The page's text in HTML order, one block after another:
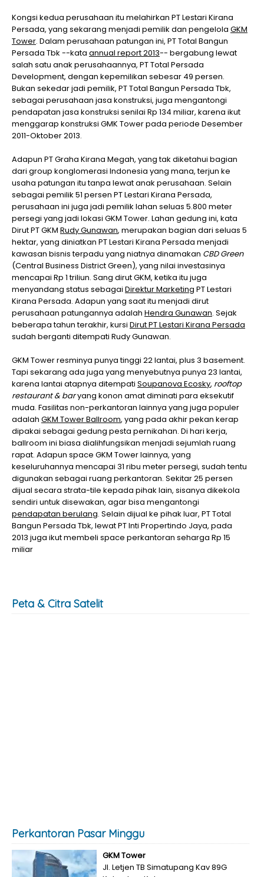
Kongsi kedua perusahaan itu melahirkan PT Lestari Kirana
Persada, yang sekarang menjadi pemilik dan pengelola GKM
Tower. Dalam perusahaan patungan ini, PT Total Bangun
Persada Tbk --kata annual report 2013-- bergabung lewat
salah satu anak perusahaannya, PT Total Persada
Development, dengan kepemilikan sebesar 49 persen.
Bukan sekedar jadi pemilik, PT Total Bangun Persada Tbk,
sebagai perusahaan jasa konstruksi, juga mengantongi
pendapatan jasa konstruksi senilai Rp 134 miliar, karena ikut
menggarap konstruksi GMK Tower pada periode Desember
2011-Oktober 2013.
Adapun PT Graha Kirana Megah, yang tak diketahui bagian
dari group konglomerasi Indonesia yang mana, terjun ke
usaha patungan itu tanpa lewat anak perusahaan. Selain
sebagai pemilik 51 persen PT Lestari Kirana Persada,
perusahaan ini juga jadi pemilik lahan seluas 5.800 meter
persegi yang jadi lokasi GKM Tower. Lahan gedung ini, kata
Dirut PT GKM Rudy Gunawan, merupakan bagian dari seluas 5
hektar, yang diniatkan PT Lestari Kirana Persada menjadi
kawasan bisnis terpadu yang niatnya dinamakan CBD Green
(Central Business District Green), yang nilai investasinya
mencapai Rp 1 triliun. Sang dirut GKM, ketika itu juga
menyandang status sebagai Direktur Marketing PT Lestari
Kirana Persada. Adapun yang saat itu menjadi dirut
perusahaan patungannya adalah Hendra Gunawan. Sejak
beberapa tahun terakhir, kursi Dirut PT Lestari Kirana Persada
sudah berganti ditempati Rudy Gunawan.
GKM Tower resminya punya tinggi 22 lantai, plus 3 basement.
Tapi sekarang ada juga yang menyebutnya punya 23 lantai,
karena lantai atapnya ditempati Soupanova Ecosky, rooftop
restaurant & baryang konon amat diminati para eksekutif
muda. Fasilitas non-perkantoran lainnya yang juga populer
adalah GKM Tower Ballroom, yang pada akhir pekan kerap
dipakai sebagai gedung pesta pernikahan. Di hari kerja,
ballroom ini biasa dialihfungsikan menjadi sejumlah ruang
rapat. Adapun space GKM Tower lainnya, yang
keseluruhannya mencapai 31 ribu meter persegi, sudah tentu
digunakan sebagai ruang perkantoran. Sekitar 25 persen
dijual secara strata-tile kepada pihak lain, sisanya dikekola
sendiri untuk disewakan, agar bisa mengantongi
pendapatan berulang. Selain dijual ke pihak luar, PT Total
Bangun Persada Tbk, lewat PT Inti Propertindo Jaya, pada
2013 juga ikut membeli space perkantoran seharga Rp 15
miliar
Peta & Citra Satelit
Perkantoran Pasar Minggu
GKM Tower
Jl. Letjen TB Simatupang Kav 89G